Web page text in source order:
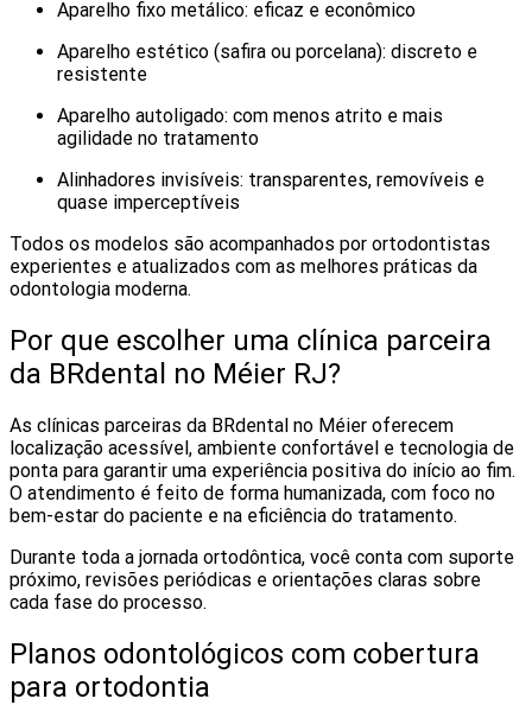
Aparelho fixo metálico: eficaz e econômico
Aparelho estético (safira ou porcelana): discreto e
resistente
Aparelho autoligado: com menos atrito e mais
agilidade no tratamento
Alinhadores invisíveis: transparentes, removíveis e
quase imperceptíveis
Todos os modelos são acompanhados por ortodontistas
experientes e atualizados com as melhores práticas da
odontologia moderna.
Por que escolher uma clínica parceira
da BRdental no Méier RJ?
As clínicas parceiras da BRdental no Méier oferecem
localização acessível, ambiente confortável e tecnologia de
ponta para garantir uma experiência positiva do início ao fim.
O atendimento é feito de forma humanizada, com foco no
bem-estar do paciente e na eficiência do tratamento.
Durante toda a jornada ortodôntica, você conta com suporte
próximo, revisões periódicas e orientações claras sobre
cada fase do processo.
Planos odontológicos com cobertura
para ortodontia